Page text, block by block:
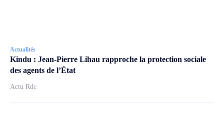
Actualités
Kindu : Jean-Pierre Lihau rapproche la protection sociale
des agents de l’État
Actu Rdc